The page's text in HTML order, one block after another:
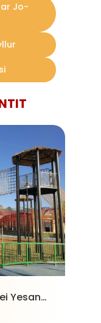
Jo-
Hotel Ndërkombëtar Hebei Yesanpo Arcadia Resort